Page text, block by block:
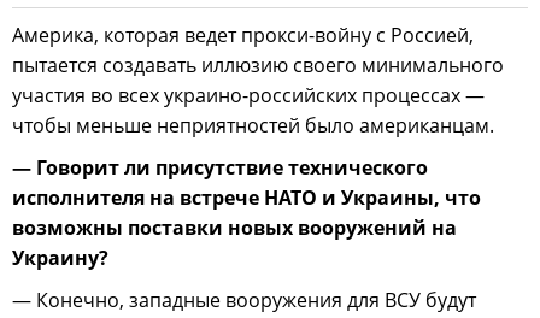
Америка, которая ведет прокси-войну с Россией,
пытается создавать иллюзию своего минимального
участия во всех украино-российских процессах —
чтобы меньше неприятностей было американцам.
— Говорит ли присутствие технического
исполнителя на встрече НАТО и Украины, что
возможны поставки новых вооружений на
Украину?
— Конечно, западные вооружения для ВСУ будут